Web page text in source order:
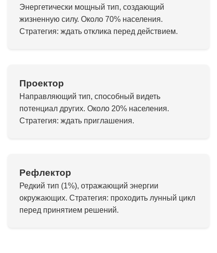
Энергетически мощный тип, создающий
жизненную силу. Около 70% населения.
Стратегия: ждать отклика перед действием.
Проектор
Направляющий тип, способный видеть
потенциал других. Около 20% населения.
Стратегия: ждать приглашения.
Рефлектор
Редкий тип (1%), отражающий энергии
окружающих. Стратегия: проходить лунный цикл
перед принятием решений.